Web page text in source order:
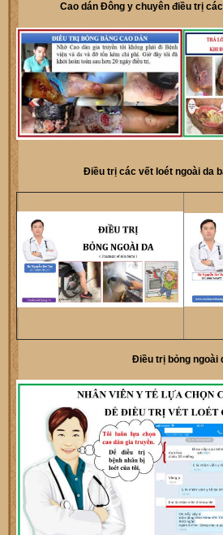
Cao dán Đông y chuyên điều trị
Điều trị các vết loét ngoài da
Điều trị bỏng ngoài